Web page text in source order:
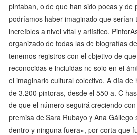
pintaban, o de que han sido pocas y de
podríamos haber imaginado que serían
increíbles a nivel vital y artístico.
organizado de todas las de biografías
tenemos registros con el objetivo de
reconocidas e incluidas no solo en el
el imaginario cultural colectivo. A día de
de 3.200 pintoras, desde el 550 a. C
de que el número seguirá creciendo
premisa de Sara Rubayo y Ana Gállego
dentro y ninguna fuera», por corta que